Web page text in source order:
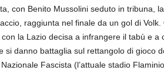
con Benito Mussolini seduto in tribuna,
raggiunta nel finale da un gol di
la Lazio decisa a infrangere il tabù e a
si danno battaglia sul rettangolo di gioco
Fascista (l’attuale stadio